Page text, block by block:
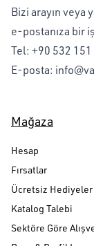
Bizi arayın veya
e-postanıza bir
Tel: +90 532 151
E-posta:
Mağaza
Hesap
Fırsatlar
Ücretsiz Hediyeler
Katalog Talebi
Sektöre Göre